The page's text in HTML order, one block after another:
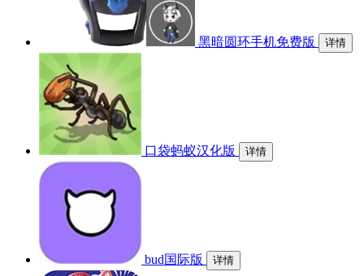
黑暗圆环手机免费版 详情
口袋蚂蚁汉化版 详情
bud国际版 详情